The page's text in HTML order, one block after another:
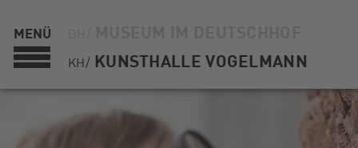
MENÜ
KH/ KUNSTHALLE VOGELMANN